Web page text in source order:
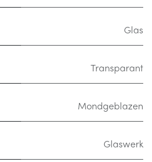
Glas
Transparant
Mondgeblazen
Glaswerk